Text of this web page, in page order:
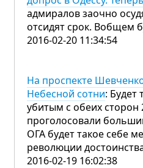
адмиралов заочно
отсидят срок. Вобщем
2016-02-20 11:34:54
На проспекте
Небесной сотни:
убитым с обеих сторон
проголосовали
ОГА будет такое себе
революции
2016-02-19 16:02:38